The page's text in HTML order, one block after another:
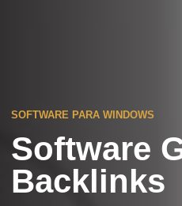
SOFTWARE PARA WINDOWS
Software
Backlinks